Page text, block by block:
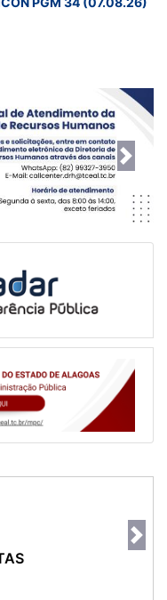
Next
Next